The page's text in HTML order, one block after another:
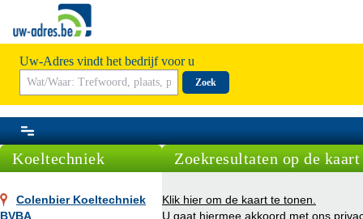
Uw-Adres vindt het bedrijf voor u
Zoek
Koeltechniek
Colenbier Koeltechniek
BVBA
Zoekresultaten op de kaart
Klik hier om de kaart te tonen.
U gaat hiermee akkoord met ons